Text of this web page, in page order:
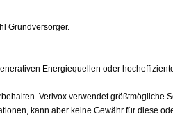
Grundversorger.
Energiequellen oder
Verivox verwendet größtmögliche
kann aber keine Gewähr für diese